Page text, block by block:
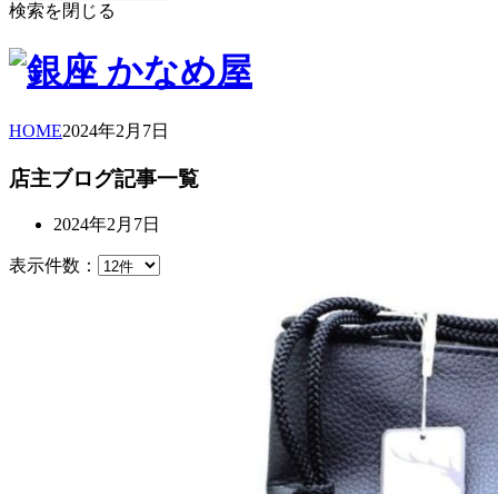
検索を閉じる
HOME2024年2月 7日
店主ブログ記事一覧
2024年2月7日
表示件数：